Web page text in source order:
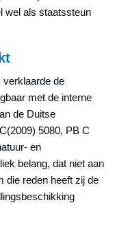
wel als staatssteun
verklaarde de
met de interne
de Duitse
5080, PB C
en
belang, dat niet aan
die reden heeft zij de